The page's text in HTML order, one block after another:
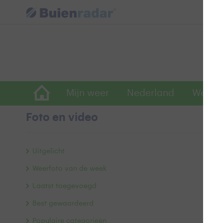
Mijn weer Nederland
Foto en video
Uitgelicht
Weerfoto van de week
Laatst toegevoegd
Best gewaardeerd
Populaire categorieën